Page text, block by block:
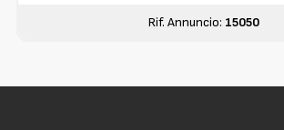
Rif. Annuncio: 15050